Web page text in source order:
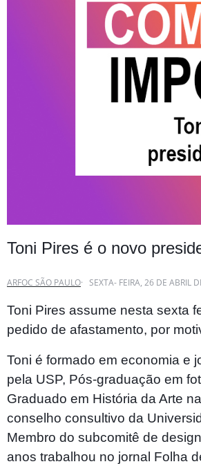
Toni Pires é o novo
ARFOC SÃO PAULO· SEXTA- FEIRA, 26 DE ABRIL
Toni Pires assume nesta sexta
pedido de afastamento, por
Toni é formado em economia e
pela USP, Pós-graduação em
Graduado em História da Arte
conselho consultivo da
Membro do subcomitê de
anos trabalhou no jornal Folha